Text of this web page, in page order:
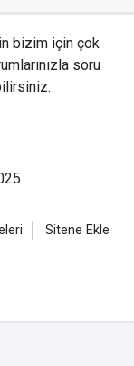
bizim için çok
soru
Sitene Ekle